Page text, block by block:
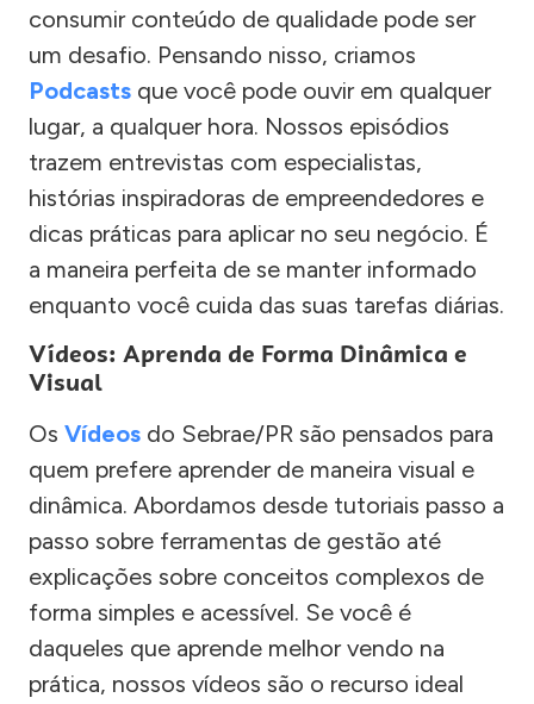
consumir conteúdo de qualidade pode ser
um desafio. Pensando nisso, criamos
Podcasts que você pode ouvir em qualquer
lugar, a qualquer hora. Nossos episódios
trazem entrevistas com especialistas,
histórias inspiradoras de empreendedores e
dicas práticas para aplicar no seu negócio. É
a maneira perfeita de se manter informado
enquanto você cuida das suas tarefas diárias.
Vídeos: Aprenda de Forma Dinâmica e
Visual
Os Vídeos do Sebrae/PR são pensados para
quem prefere aprender de maneira visual e
dinâmica. Abordamos desde tutoriais passo a
passo sobre ferramentas de gestão até
explicações sobre conceitos complexos de
forma simples e acessível. Se você é
daqueles que aprende melhor vendo na
prática, nossos vídeos são o recurso ideal